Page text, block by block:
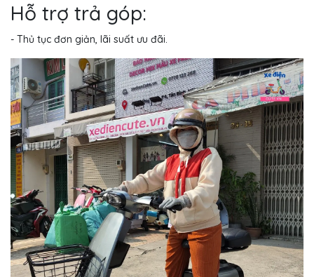
Hỗ trợ trả góp:
- Thủ tục đơn giản, lãi suất ưu đãi.